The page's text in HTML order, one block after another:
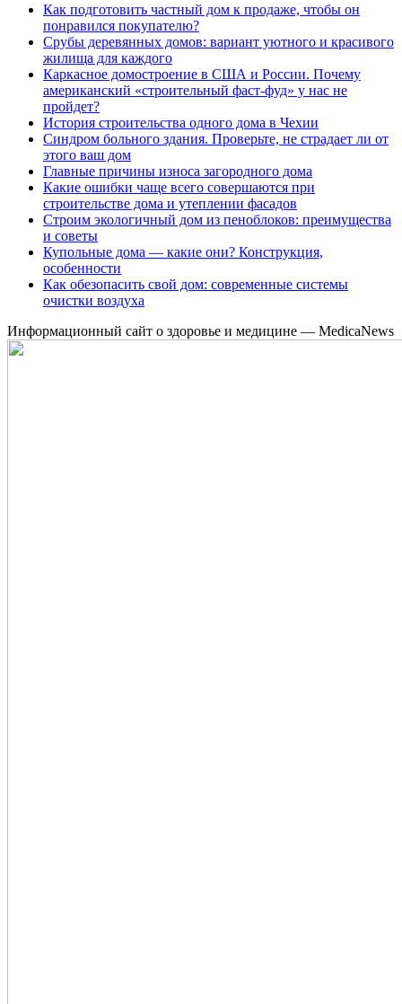
Как подготовить частный дом к продаже, чтобы он
понравился покупателю?
Срубы деревянных домов: вариант уютного и красивого
жилища для каждого
Каркасное домостроение в США и России. Почему
американский «строительный фаст-фуд» у нас не
пройдет?
История строительства одного дома в Чехии
Синдром больного здания. Проверьте, не страдает ли от
этого ваш дом
Главные причины износа загородного дома
Какие ошибки чаще всего совершаются при
строительстве дома и утеплении фасадов
Строим экологичный дом из пеноблоков: преимущества
и советы
Купольные дома — какие они? Конструкция,
особенности
Как обезопасить свой дом: современные системы
очистки воздуха
Информационный сайт о здоровье и медицине — MedicaNews